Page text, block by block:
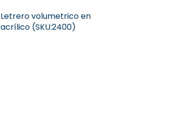
Letrero volumetrico en
acrílico (SKU:2400)